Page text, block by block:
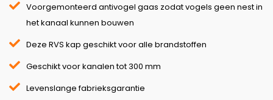
Voorgemonteerd antivogel gaas zodat vogels geen nest in
het kanaal kunnen bouwen
Deze RVS kap geschikt voor alle brandstoffen
Geschikt voor kanalen tot 300 mm
Levenslange fabrieksgarantie